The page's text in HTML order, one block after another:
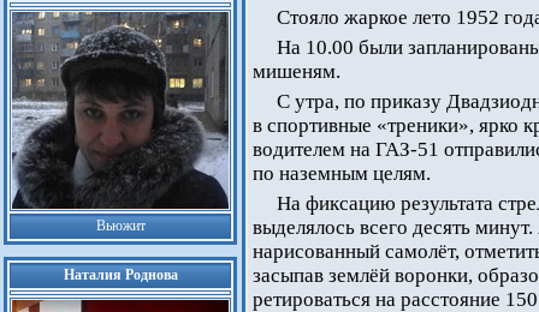
Вьюжит
Наталия Роднова
Стояло жаркое лето 1952
На 10.00 были
мишеням.
С утра, по приказу
в спортивные «треники», ярко
водителем на ГАЗ-51
по наземным целям.
На фиксацию результата
выделялось всего десять
нарисованный самолёт,
засыпав землёй воронки,
ретироваться на расстояние